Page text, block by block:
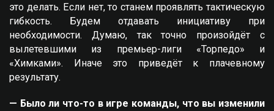
это делать. Если нет, то станем проявлять тактическую
гибкость. Будем отдавать инициативу при
необходимости. Думаю, так точно произойдёт с
вылетевшими из премьер-лиги «Торпедо» и
«Химками». Иначе это приведёт к плачевному
результату.
— Было ли что-то в игре команды, что вы изменили